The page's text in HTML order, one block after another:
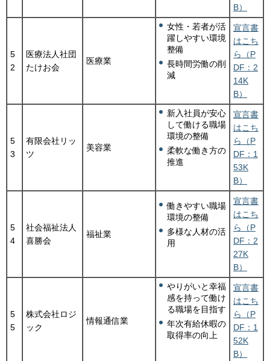
B）
5
2
医療法人社団
たけお会
医療業
女性・若者が活
躍しやすい環境
整備
長時間労働の削
減
宣言書
はこち
ら（P
DF：2
14K
B）
5
3
有限会社リッ
ツ
美容業
新入社員が安心
して働ける職場
環境の整備
柔軟な働き方の
推進
宣言書
はこち
ら（P
DF：1
53K
B）
5
4
社会福祉法人
喜勝会
福祉業
働きやすい職場
環境の整備
多様な人材の活
用
宣言書
はこち
ら（P
DF：2
27K
B）
5
5
株式会社ロジ
ック
情報通信業
やりがいと幸福
感を持って働け
る職場を目指す
年次有給休暇の
取得率の向上
宣言書
はこち
ら（P
DF：1
52K
B）